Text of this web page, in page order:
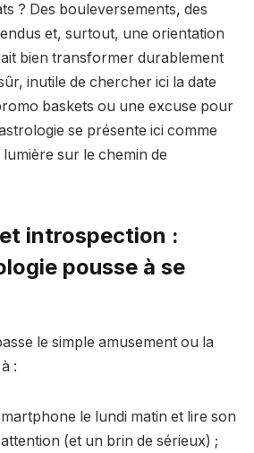
? Des bouleversements, des
et, surtout, une orientation
bien transformer durablement
inutile de chercher ici la date
baskets ou une excuse pour
se présente ici comme
sur le chemin de
introspection :
pousse à se
le simple amusement ou la
:
le lundi matin et lire son
(et un brin de sérieux) ;